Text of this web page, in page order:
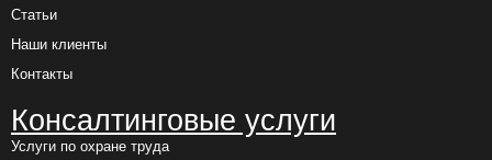
Статьи
Наши клиенты
Контакты
Консалтинговые услуги
Услуги по охране труда